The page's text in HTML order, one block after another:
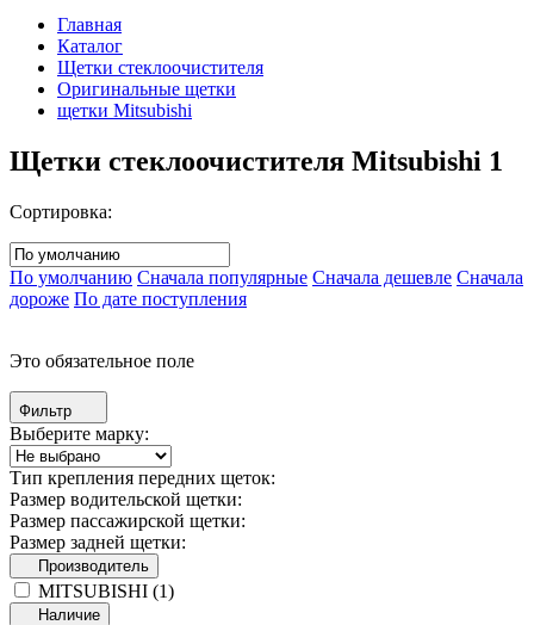
Главная
Каталог
Щетки стеклоочистителя
Оригинальные щетки
щетки Mitsubishi
Щетки стеклоочистителя Mitsubishi 1
Сортировка:
По умолчанию Сначала популярные Сначала дешевле Сначала
дороже По дате поступления
Это обязательное поле
Фильтр
Выберите марку:
Тип крепления передних щеток:
Размер водительской щетки:
Размер пассажирской щетки:
Размер задней щетки:
Производитель
MITSUBISHI (1)
Наличие